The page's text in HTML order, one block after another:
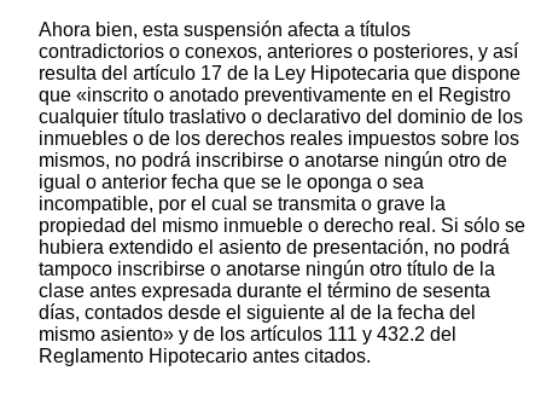
Ahora bien, esta suspensión afecta a títulos
contradictorios o conexos, anteriores o posteriores, y así
resulta del artículo 17 de la Ley Hipotecaria que dispone
que «inscrito o anotado preventivamente en el Registro
cualquier título traslativo o declarativo del dominio de los
inmuebles o de los derechos reales impuestos sobre los
mismos, no podrá inscribirse o anotarse ningún otro de
igual o anterior fecha que se le oponga o sea
incompatible, por el cual se transmita o grave la
propiedad del mismo inmueble o derecho real. Si sólo se
hubiera extendido el asiento de presentación, no podrá
tampoco inscribirse o anotarse ningún otro título de la
clase antes expresada durante el término de sesenta
días, contados desde el siguiente al de la fecha del
mismo asiento» y de los artículos 111 y 432.2 del
Reglamento Hipotecario antes citados.